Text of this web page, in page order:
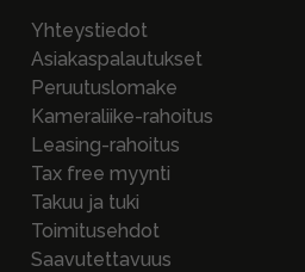
Yhteystiedot
Asiakaspalautukset
Peruutuslomake
Kameraliike-rahoitus
Leasing-rahoitus
Tax free myynti
Takuu ja tuki
Toimitusehdot
Saavutettavuus